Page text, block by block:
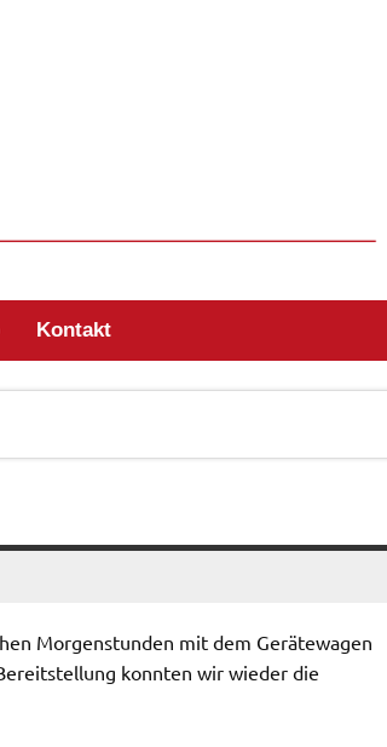
Kontakt
Morgenstunden mit dem Gerätewagen
konnten wir wieder die